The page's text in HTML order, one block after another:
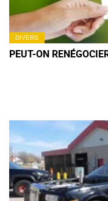
DIVERS
PEUT-ON